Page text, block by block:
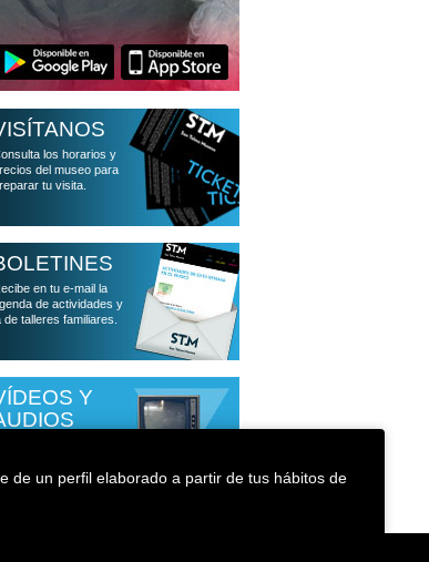
los horarios y
del museo para
tu visita.
en tu e-mail la
de actividades y
de talleres familiares.
Y
por el museo
de un perfil elaborado a partir de tus hábitos de